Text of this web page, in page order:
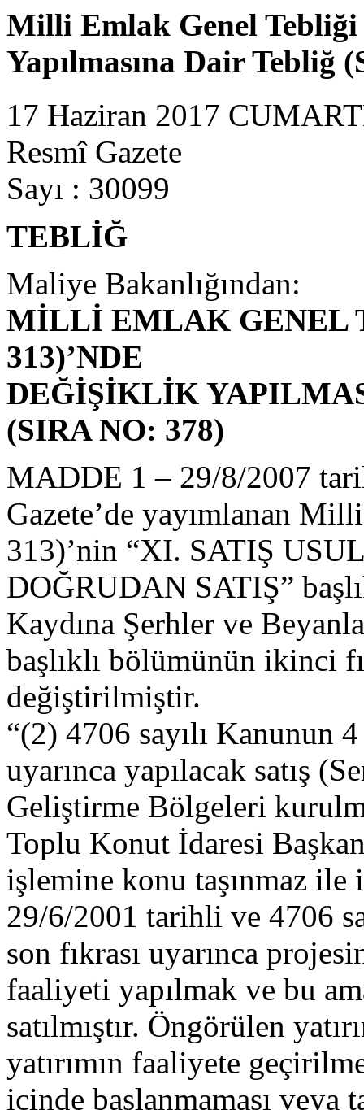
Milli Emlak Genel Tebliği
Yapılmasına Dair Tebliğ
17 Haziran 2017
Resmî Gazete
Sayı : 30099
TEBLİĞ
Maliye Bakanlığından:
MİLLİ EMLAK GENEL
313)’NDE
DEĞİŞİKLİK
(SIRA NO: 378)
MADDE 1 – 29/8/2007
Gazete’de yayımlanan
313)’nin “XI. SATIŞ
DOĞRUDAN SATIŞ”
Kaydına Şerhler ve
başlıklı bölümünün ikinci
değiştirilmiştir.
“(2) 4706 sayılı Kanunun
uyarınca yapılacak satış
Geliştirme Bölgeleri
Toplu Konut İdaresi
işlemine konu taşınmaz
29/6/2001 tarihli ve 4706
son fıkrası uyarınca
faaliyeti yapılmak ve bu
satılmıştır. Öngörülen
yatırımın faaliyete
içinde başlanmaması veya